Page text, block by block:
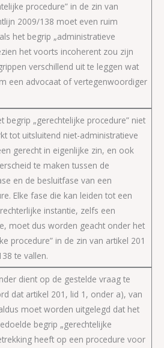
procedure” in de zin van
2009/138 moet even ruim
het begrip „administratieve
het voorts incoherent zou zijn
verschillend uit te leggen wat
een advocaat of vertegenwoordiger
begrip „gerechtelijke procedure” niet
tot uitsluitend niet-administratieve
gerecht in eigenlijke zin, en ook
te maken tussen de
en de besluitfase van een
Elke fase die kan leiden tot een
instantie, zelfs een
moet dus worden geacht onder het
procedure” in de zin van artikel 201
te vallen.
dient op de gestelde vraag te
dat artikel 201, lid 1, onder a), van
moet worden uitgelegd dat het
begrip „gerechtelijke
heeft op een procedure voor